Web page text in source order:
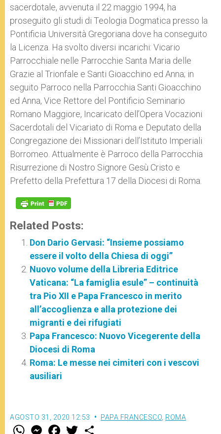
sacerdotale, avvenuta il 22 maggio 1994, ha
proseguito gli studi di Teologia Dogmatica presso la
Pontificia Università Gregoriana dove ha conseguito
la Licenza. Ha svolto diversi incarichi: Vicario
Parrocchiale nelle Parrocchie Santa Maria delle
Grazie al Trionfale e Santi Gioacchino ed Anna; in
seguito Parroco nella Parrocchia Santi Gioacchino
ed Anna, Vice Rettore del Pontificio Seminario
Romano Maggiore, Incaricato dell’Opera Vocazioni
Sacerdotali del Vicariato di Roma e Deputato della
Congregazione dei Missionari dell’Istituto Imperiali
Borromeo. Attualmente è Parroco della Parrocchia
Risurrezione di Nostro Signore Gesù Cristo e
Prefetto della Prefettura 17 della Diocesi di Roma.
Related Posts:
Don Dario Gervasi: “Insieme possiamo
essere il volto della Chiesa di oggi”
Nuovo volume della Libreria Editrice
Vaticana: “La famiglia esule” – continuità
tra Pio XII e Papa Francesco in merito
all’accoglienza e alla protezione dei
migranti e dei rifugiati
Papa Francesco: Nuovo Vicegerente della
Diocesi di Roma
Roma: Le messe nei cimiteri con i vescovi
ausiliari
AGOSTO 31, 2020 12:53 PAPA FRANCESCO, ROMA
W M F